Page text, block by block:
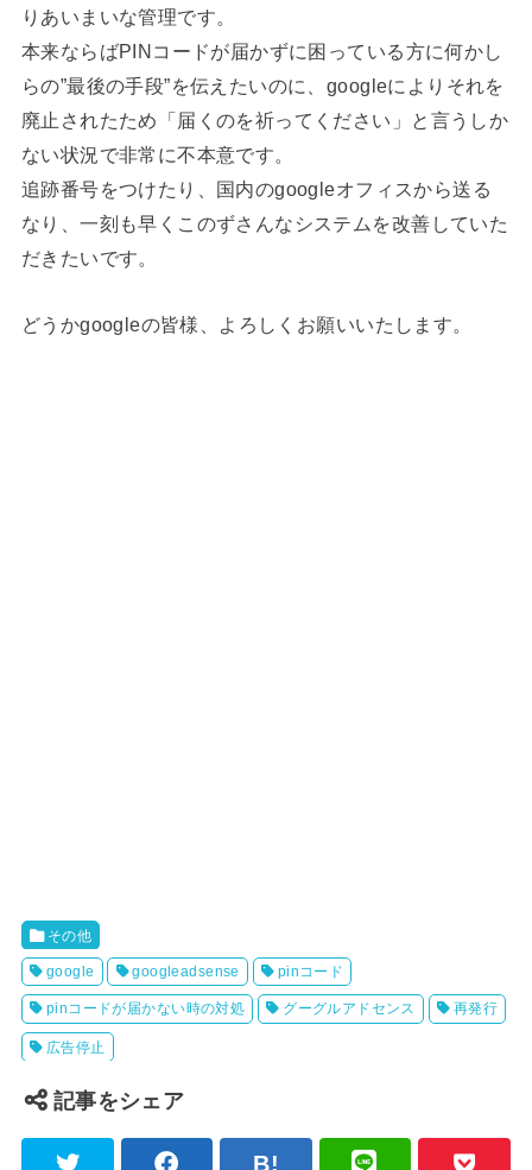
りあいまいな管理です。
本来ならばPINコードが届かずに困っている方に何かし
らの”最後の手段”を伝えたいのに、googleによりそれを
廃止されたため「届くのを祈ってください」と言うしか
ない状況で非常に不本意です。
追跡番号をつけたり、国内のgoogleオフィスから送る
なり、一刻も早くこのずさんなシステムを改善していた
だきたいです。
どうかgoogleの皆様、よろしくお願いいたします。
その他
google googleadsense pinコード
pinコードが届かない時の対処 グーグルアドセンス 再発行
広告停止
記事をシェア